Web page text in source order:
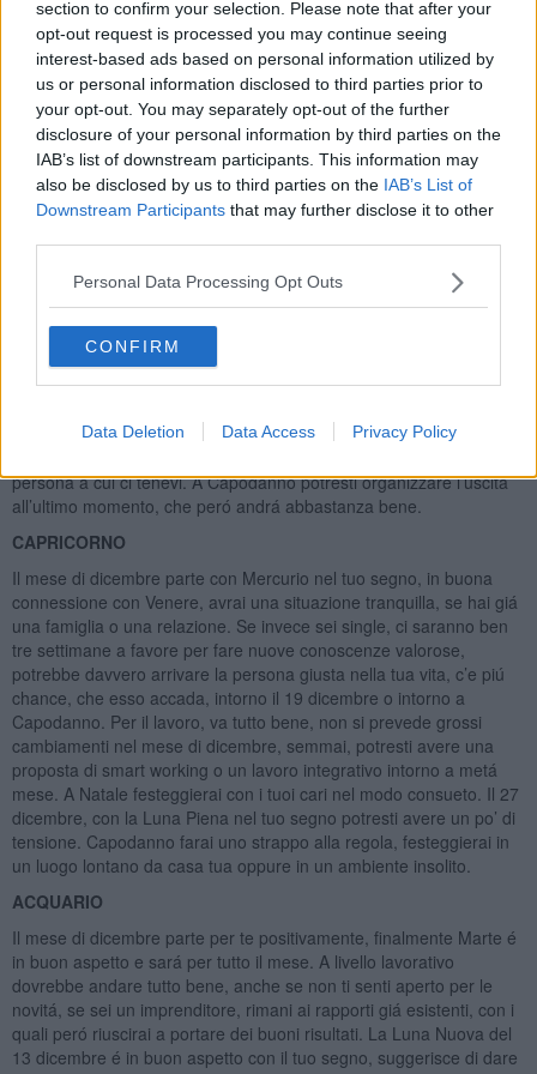
section to confirm your selection. Please note that after your
opt-out request is processed you may continue seeing
interest-based ads based on personal information utilized by
us or personal information disclosed to third parties prior to
your opt-out. You may separately opt-out of the further
disclosure of your personal information by third parties on the
IAB’s list of downstream participants. This information may
also be disclosed by us to third parties on the IAB’s List of
Downstream Participants that may further disclose it to other
Personal Data Processing Opt Outs
CONFIRM
Data Deletion Data Access Privacy Policy
nella gioia famigliare, al Capodanno deciderai all’ultimo momento
un programma in vicinanza, e sará la scelta giusta. Se sei single, a
dicembre potrai fare vari incontri, poco prima di metá mese o
intorno il 19 dicembre dovrebbero essere le giornate piú favorevoli,
per trovare una persona, che ti catturi l’attenzione.
SAGITTARIO
Sei in momento molto positivo nella tua vita, Venere il mese scorso
ha agevolato i tuoi piani, é molto probabile che ti avrá portato
l’amore, se sei single. Se non l’avesse fatto, hai ancora chance nei
possibilitá di tirare fuori una storia dalle nuove conoscenze non ci
sará, comunque al tuo segno gli piace anche avventurarsi, ora é il
momento, che te lo puoi permettere. Il lavoro va abbastanza bene,
Marte nel tuo segno ti fará tribolare, comunque, non dovresti
credere alle persone intorno il 19 dicembre. Natale non sará esente
organizzarti in tempo, per evitare stress. Immediatamente dopo
persona a cui ci tenevi. A Capodanno potresti organizzare l’uscita
all’ultimo momento, che peró andrá abbastanza bene.
CAPRICORNO
Il mese di dicembre parte con Mercurio nel tuo segno, in buona
connessione con Venere, avrai una situazione tranquilla, se hai giá
una famiglia o una relazione. Se invece sei single, ci saranno ben
tre settimane a favore per fare nuove conoscenze valorose,
potrebbe davvero arrivare la persona giusta nella tua vita, c’e piú
chance, che esso accada, intorno il 19 dicembre o intorno a
Capodanno. Per il lavoro, va tutto bene, non si prevede grossi
cambiamenti nel mese di dicembre, semmai, potresti avere una
proposta di smart working o un lavoro integrativo intorno a metá
mese. A Natale festeggierai con i tuoi cari nel modo consueto. Il 27
dicembre, con la Luna Piena nel tuo segno potresti avere un po’ di
tensione. Capodanno farai uno strappo alla regola, festeggierai in
un luogo lontano da casa tua oppure in un ambiente insolito.
ACQUARIO
Il mese di dicembre parte per te positivamente, finalmente Marte é
in buon aspetto e sará per tutto il mese. A livello lavorativo
dovrebbe andare tutto bene, anche se non ti senti aperto per le
novitá, se sei un imprenditore, rimani ai rapporti giá esistenti, con i
quali peró riuscirai a portare dei buoni risultati. La Luna Nuova del
13 dicembre é in buon aspetto con il tuo segno, suggerisce di dare